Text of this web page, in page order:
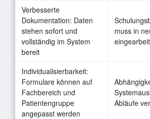
Verbesserte
Dokumentation: Daten
stehen sofort und
vollständig im System
bereit
muss in
Individualisierbarkeit:
Formulare können auf
Fachbereich und
Patientengruppe
angepasst werden
Abläufe